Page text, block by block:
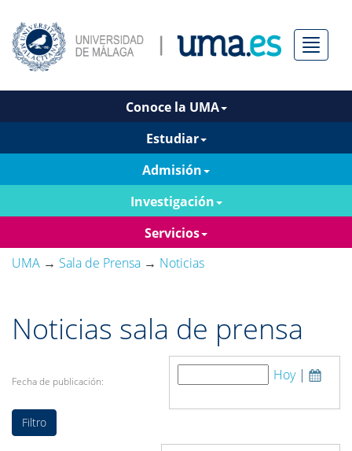
Menú
Conoce la UMA
Estudiar
Admisión
Investigación
Servicios
UMA → Sala de Prensa → Noticias
Noticias sala de prensa
Fecha de publicación: Hoy|